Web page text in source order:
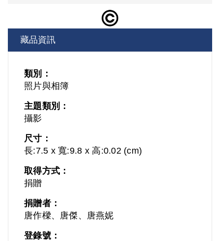
藏品資訊
類別：
照片與相簿
主題類別：
攝影
尺寸：
長:7.5 x 寬:9.8 x 高:0.02 (cm)
取得方式：
捐贈
捐贈者：
唐作樑、唐傑、唐燕妮
登錄號：